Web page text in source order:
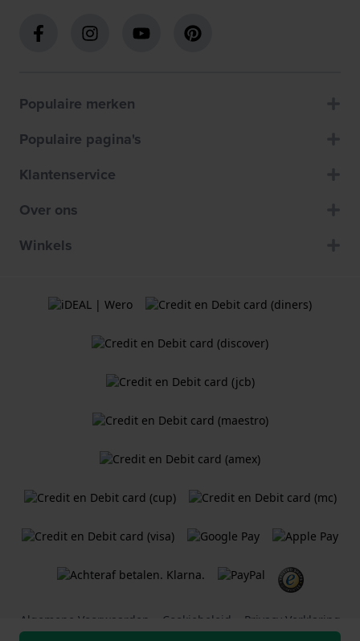
Populaire merken
Populaire pagina's
Klantenservice
Over ons
Winkels
Algemene Voorwaarden Cookiebeleid Privacy Verklaring